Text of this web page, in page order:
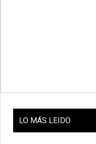
LO MÁS LEIDO